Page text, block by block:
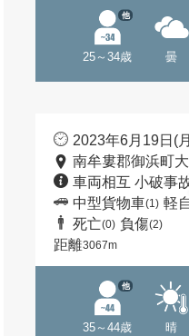
25～34歳
他
曇
2023年6月19日(
南牟婁郡御浜町
車両相互 小破事
中型貨物車(1) 軽
死亡(0) 負傷(2)
距離3067m
35～44歳
他
晴